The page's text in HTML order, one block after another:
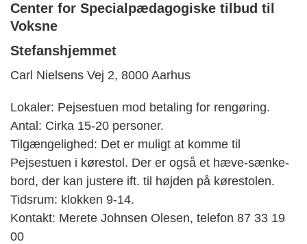
Center for Specialpædagogiske tilbud til
Voksne
Stefanshjemmet
Carl Nielsens Vej 2, 8000 Aarhus
Lokaler: Pejsestuen mod betaling for rengøring.
Antal: Cirka 15-20 personer.
Tilgængelighed: Det er muligt at komme til
Pejsestuen i kørestol. Der er også et hæve-sænke-
bord, der kan justere ift. til højden på kørestolen.
Tidsrum: klokken 9-14.
Kontakt: Merete Johnsen Olesen, telefon 87 33 19
00